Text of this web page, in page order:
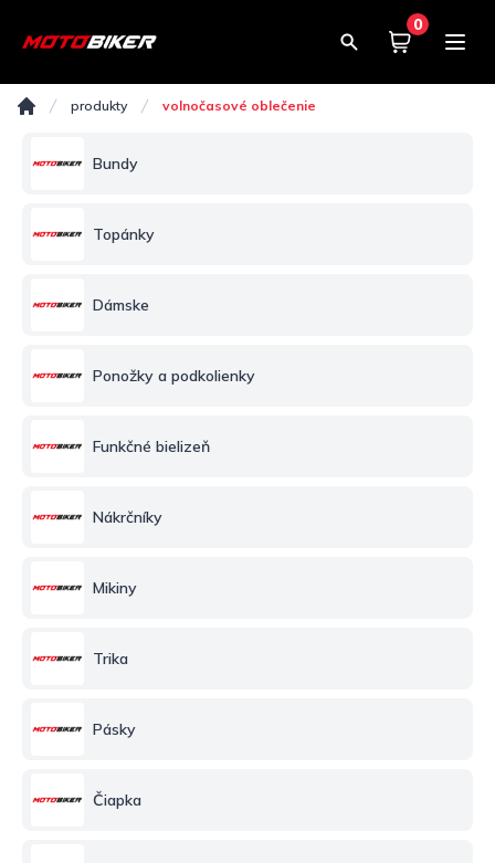
0
Košík 0,00€
Volnočasové oblečenie
produkty volnočasové oblečenie
Bundy
Topánky
Dámske
Ponožky a podkolienky
Funkčné bielizeň
Nákrčníky
Mikiny
Trika
Pásky
Čiapka